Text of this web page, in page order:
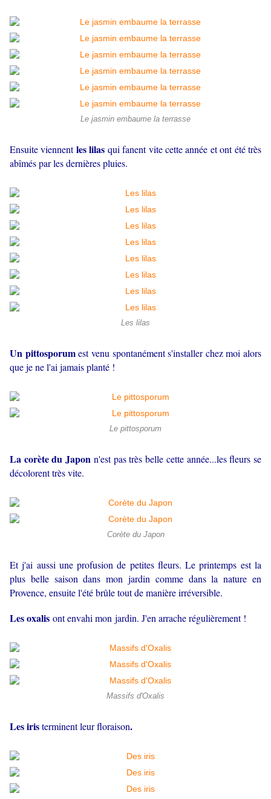
Le jasmin embaume la terrasse
Ensuite viennentles lilas qui fanent vite cette année et ont été très
abîmés par les dernières pluies.
Les lilas
Un pittosporumest venu spontanément s'installer chez moi alors
que je ne l'ai jamais planté !
Le pittosporum
La corète du Japon n'est pas très belle cette année...les fleurs se
décolorent très vite.
Corète du Japon
Et j'ai aussi une profusion de petites fleurs. Le printemps est la
plus belle saison dans mon jardin comme dans la nature en
Provence, ensuite l'été brûle tout de manière irréversible.
Les oxalis ont envahi mon jardin. J'en arrache régulièrement !
Massifs d'Oxalis
Les iristerminent leur floraison.